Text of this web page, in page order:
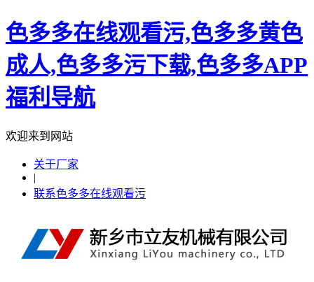
色多多在线观看污,色多多黄色
成人,色多多污下载,色多多APP
福利导航
欢迎来到网站
关于厂家
|
联系色多多在线观看污